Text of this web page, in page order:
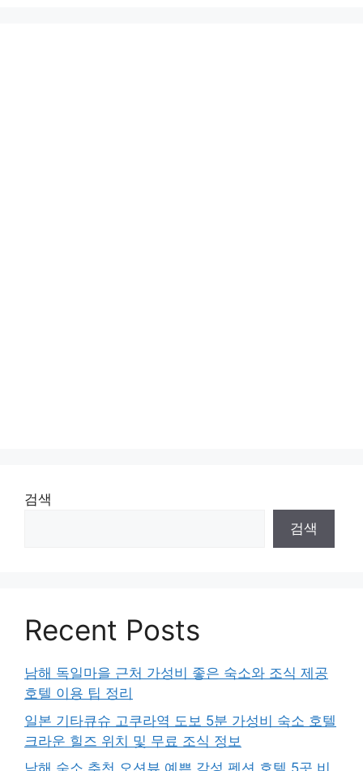
검색
검색
Recent Posts
남해 독일마을 근처 가성비 좋은 숙소와 조식 제공
호텔 이용 팁 정리
일본 기타큐슈 고쿠라역 도보 5분 가성비 숙소 호텔
크라운 힐즈 위치 및 무료 조식 정보